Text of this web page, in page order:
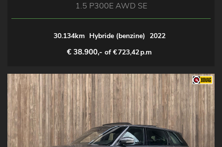
1.5 P300E AWD SE
30.134km Hybride (benzine) 2022
€ 38.900,- of €723,42p.m